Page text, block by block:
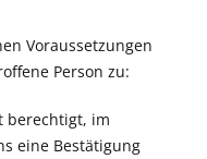
Voraussetzungen
Person zu:
berechtigt, im
eine Bestätigung